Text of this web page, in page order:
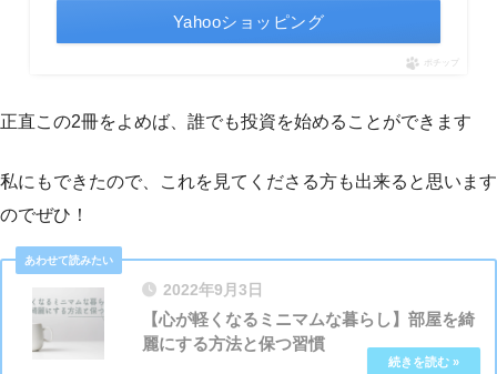
Yahooショッピング
ポチップ
正直この2冊をよめば、誰でも投資を始めることができます
私にもできたので、これを見てくださる方も出来ると思います
のでぜひ！
2022年9月3日
【心が軽くなるミニマムな暮らし】部屋を綺
麗にする方法と保つ習慣